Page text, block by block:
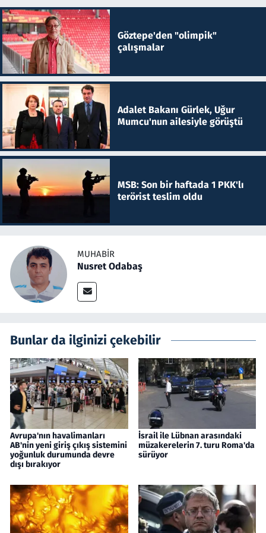
Göztepe'den "olimpik"
çalışmalar
Adalet Bakanı Gürlek, Uğur
Mumcu'nun ailesiyle görüştü
MSB: Son bir haftada 1 PKK'lı
terörist teslim oldu
MUHABIR
Nusret Odabaş
Bunlar da ilginizi çekebilir
Avrupa'nın havalimanları
AB'nin yeni giriş çıkış sistemini
yoğunluk durumunda devre
dışı bırakıyor
İsrail ile Lübnan arasındaki
müzakerelerin 7. turu Roma'da
sürüyor